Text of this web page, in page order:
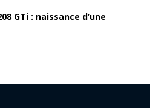
GTi : naissance d’une